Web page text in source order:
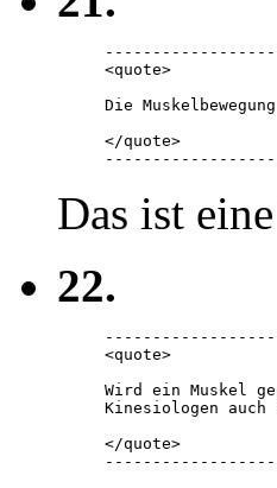
<quote>
Die
</quote>
Das ist
22.
<quote>
Wird ein Muskel
Kinesiologen
</quote>